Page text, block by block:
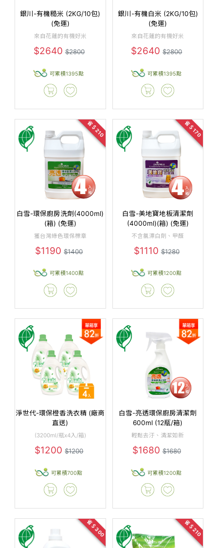
銀川-有機糙米 (2KG/10包)
(免運)
來自花蓮的有機好米
$2640$2800
可累積1395點
銀川-有機白米 (2KG/10包)
(免運)
來自花蓮的有機好米
$2640$2800
可累積1395點
省＄210
白雪-環保廚房洗劑(4000ml)
(箱) (免運)
獲台灣綠色環保標章
$1190$1400
可累積1400點
省＄170
白雪-美地寶地板清潔劑
(4000ml)(箱) (免運)
不含氯漂白劑、甲醛
$1110$1280
可累積1200點
淨世代-環保橙香洗衣精 (廠商
直送)
(3200ml/瓶x4入/箱)
$1200$1200
可累積700點
白雪-亮透環保廚房清潔劑
600ml (12瓶/箱)
輕鬆去汙、清潔如新
$1680$1680
可累積1200點
省＄300 省＄210